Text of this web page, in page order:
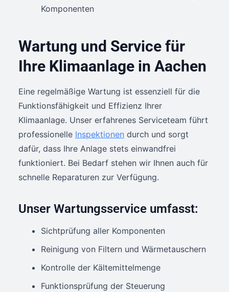
Komponenten
Wartung und Service für
Ihre Klimaanlage in Aachen
Eine regelmäßige Wartung ist essenziell für die
Funktionsfähigkeit und Effizienz Ihrer
Klimaanlage. Unser erfahrenes Serviceteam führt
professionelle Inspektionen durch und sorgt
dafür, dass Ihre Anlage stets einwandfrei
funktioniert. Bei Bedarf stehen wir Ihnen auch für
schnelle Reparaturen zur Verfügung.
Unser Wartungsservice umfasst:
Sichtprüfung aller Komponenten
Reinigung von Filtern und Wärmetauschern
Kontrolle der Kältemittelmenge
Funktionsprüfung der Steuerung